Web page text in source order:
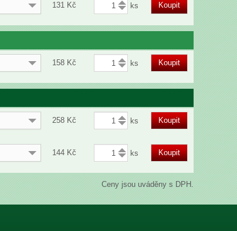
131 Kč Koupit
158 Kč Koupit
258 Kč Koupit
144 Kč Koupit
Ceny jsou uváděny s DPH.